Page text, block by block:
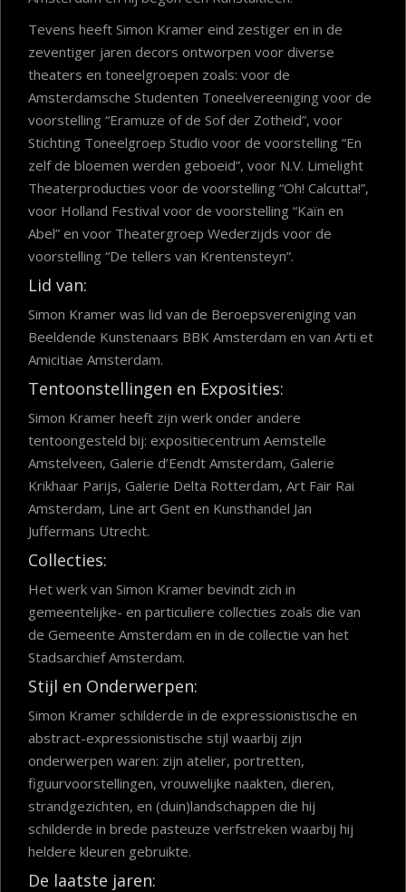
Tevens heeft Simon Kramer eind zestiger en in de
zeventiger jaren decors ontworpen voor diverse
theaters en toneelgroepen zoals: voor de
Amsterdamsche Studenten Toneelvereeniging voor de
voorstelling “Eramuze of de Sof der Zotheid”, voor
Stichting Toneelgroep Studio voor de voorstelling “En
zelf de bloemen werden geboeid”, voor N.V. Limelight
Theaterproducties voor de voorstelling “Oh! Calcutta!”,
voor Holland Festival voor de voorstelling “Kaïn en
Abel” en voor Theatergroep Wederzijds voor de
voorstelling “De tellers van Krentensteyn”.
Lid van:
Simon Kramer was lid van de Beroepsvereniging van
Beeldende Kunstenaars BBK Amsterdam en van Arti et
Amicitiae Amsterdam.
Tentoonstellingen en Exposities:
Simon Kramer heeft zijn werk onder andere
tentoongesteld bij: expositiecentrum Aemstelle
Amstelveen, Galerie d’Eendt Amsterdam, Galerie
Krikhaar Parijs, Galerie Delta Rotterdam, Art Fair Rai
Amsterdam, Line art Gent en Kunsthandel Jan
Juffermans Utrecht.
Collecties:
Het werk van Simon Kramer bevindt zich in
gemeentelijke- en particuliere collecties zoals die van
de Gemeente Amsterdam en in de collectie van het
Stadsarchief Amsterdam.
Stijl en Onderwerpen:
Simon Kramer schilderde in de expressionistische en
abstract-expressionistische stijl waarbij zijn
onderwerpen waren: zijn atelier, portretten,
figuurvoorstellingen, vrouwelijke naakten, dieren,
strandgezichten, en (duin)landschappen die hij
schilderde in brede pasteuze verfstreken waarbij hij
heldere kleuren gebruikte.
De laatste jaren: